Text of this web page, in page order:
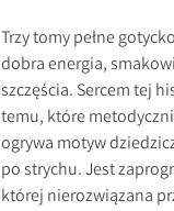
Trzy tomy pełne
dobra energia,
szczęścia. Sercem tej
temu, które
ogrywa motyw
po strychu. Jest
której nierozwiązana